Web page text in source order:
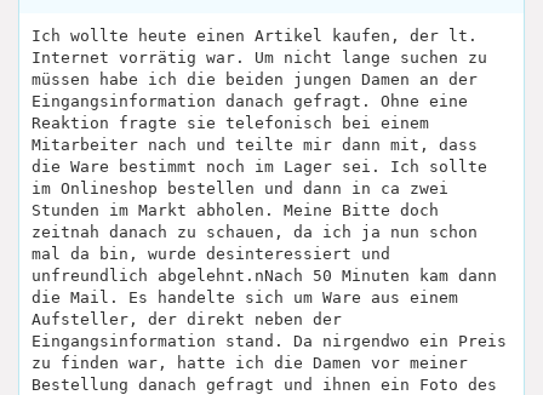
Ich wollte heute einen Artikel kaufen, der lt.
Internet vorrätig war. Um nicht lange suchen zu
müssen habe ich die beiden jungen Damen an der
Eingangsinformation danach gefragt. Ohne eine
Reaktion fragte sie telefonisch bei einem
Mitarbeiter nach und teilte mir dann mit, dass
die Ware bestimmt noch im Lager sei. Ich sollte
im Onlineshop bestellen und dann in ca zwei
Stunden im Markt abholen. Meine Bitte doch
zeitnah danach zu schauen, da ich ja nun schon
mal da bin, wurde desinteressiert und
unfreundlich abgelehnt.nNach 50 Minuten kam dann
die Mail. Es handelte sich um Ware aus einem
Aufsteller, der direkt neben der
Eingangsinformation stand. Da nirgendwo ein Preis
zu finden war, hatte ich die Damen vor meiner
Bestellung danach gefragt und ihnen ein Foto des